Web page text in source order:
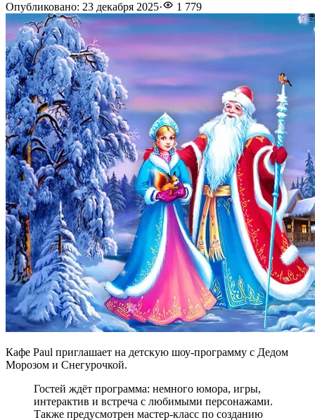
Опубликовано: 23 декабря 2025· 1 779
Кафе Paul приглашает на детскую шоу-программу с Дедом
Морозом и Снегурочкой.
Гостей ждёт программа: немного юмора, игры,
интерактив и встреча с любимыми персонажами.
Также предусмотрен мастер-класс по созданию